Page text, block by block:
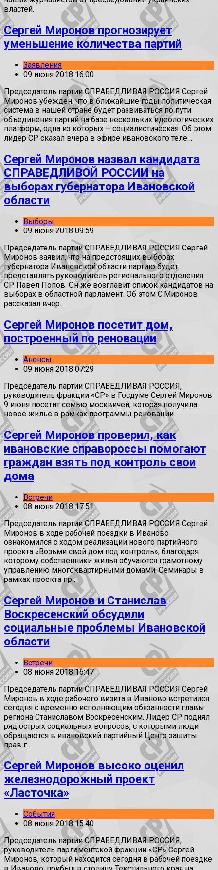
властей.
Сергей Миронов прогнозирует
уменьшение количества партий
Заявления
09 июня 2018 16:00
Председатель партии СПРАВЕДЛИВАЯ РОССИЯ Сергей
Миронов убежден, что в ближайшие годы политическая
система в нашей стране будет развиваться по пути
объединения партий на базе нескольких идеологических
платформ, одна из которых – социалистическая. Об этом
лидер СР сказал вчера в эфире ивановского теле…
Сергей Миронов назвал кандидата
СПРАВЕДЛИВОЙ РОССИИ на
выборах губернатора Ивановской
области
Выборы
09 июня 2018 09:59
Председатель партии СПРАВЕДЛИВАЯ РОССИЯ Сергей
Миронов заявил, что на предстоящих выборах
губернатора Ивановской области партию будет
представлять руководитель регионального отделения
СР Павел Попов. Он же возглавит список кандидатов на
выборах в областной парламент. Об этом С.Миронов
рассказал вчер…
Сергей Миронов посетит дом,
построенный по реновации
Анонсы
09 июня 2018 07:29
Председатель партии СПРАВЕДЛИВАЯ РОССИЯ,
руководитель фракции «СР» в Госдуме Сергей Миронов
9 июня посетит семью москвичей, которая получила
новое жилье в рамках программы реновации.
Сергей Миронов проверил, как
ивановские справороссы помогают
граждан взять под контроль свои
дома
Встречи
08 июня 2018 17:51
Председатель партии СПРАВЕДЛИВАЯ РОССИЯ Сергей
Миронов в ходе рабочей поездки в Иваново
ознакомился с ходом реализации нового партийного
проекта «Возьми свой дом под контроль», благодаря
которому собственники жилья обучаются грамотному
управлению многоквартирными домами. Семинары в
рамках проекта пр…
Сергей Миронов и Станислав
Воскресенский обсудили
социальные проблемы Ивановской
области
Встречи
08 июня 2018 16:47
Председатель партии СПРАВЕДЛИВАЯ РОССИЯ Сергей
Миронов в ходе рабочего визита в Иваново встретился
сегодня с временно исполняющим обязанности главы
региона Станиславом Воскресенским. Лидер СР поднял
ряд острых социальных вопросов, с которыми люди
обращаются в ивановский партийный Центр защиты
прав г…
Сергей Миронов высоко оценил
железнодорожный проект
«Ласточка»
События
08 июня 2018 15:40
Председатель партии СПРАВЕДЛИВАЯ РОССИЯ,
руководитель парламентской фракции «СР» Сергей
Миронов, который находится сегодня в рабочей поездке